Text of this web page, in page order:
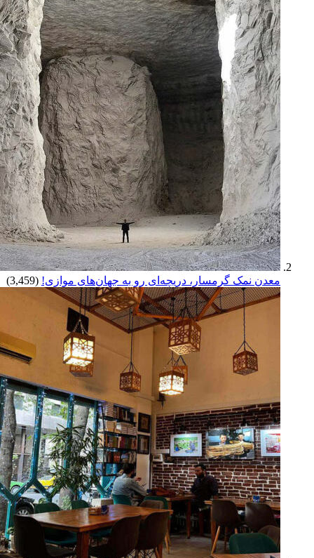
معدن نمک گرمسار، دریچه‌ای رو به جهان‌های موازی! (3,459)